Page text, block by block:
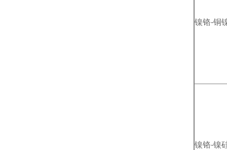
镍铬-铜
镍铬-镍